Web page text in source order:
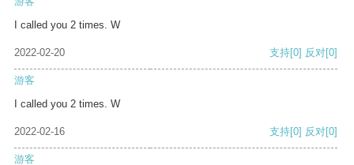
I called you 2 times. W
2022-02-20 支持[0] 反对[0]
游客
I called you 2 times. W
2022-02-16 支持[0] 反对[0]
游客